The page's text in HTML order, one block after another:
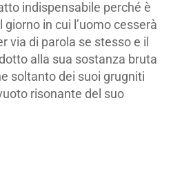
indispensabile perché è
in cui l’uomo cesserà
via di parola se stesso e il
alla sua sostanza bruta
soltanto dei suoi grugniti
risonante del suo